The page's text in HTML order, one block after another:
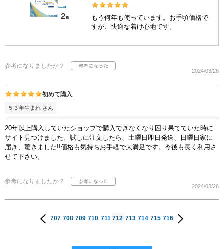
もう何年も使っています。お手頃価格で
すが、快適な着け心地です。
参考になりましたか？
2024/03/26
初めて購入
５３年生まれ さん
20年以上購入していたショップで購入できなくなり困り果てていた時に
サイト見つけました。試しに注文したら、土曜日即日発送、日曜日家に
届き、驚きました!!価格も気持ちお手軽で大満足です。今後も長く利用さ
せて下さい。
参考になりましたか？
2024/03/26
707 708 709 710 711 712 713 714 715 716